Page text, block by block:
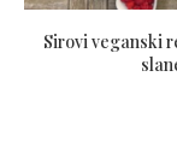
Sirovi veganski